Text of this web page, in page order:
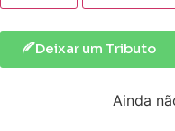
Deixar um Tributo
Ainda